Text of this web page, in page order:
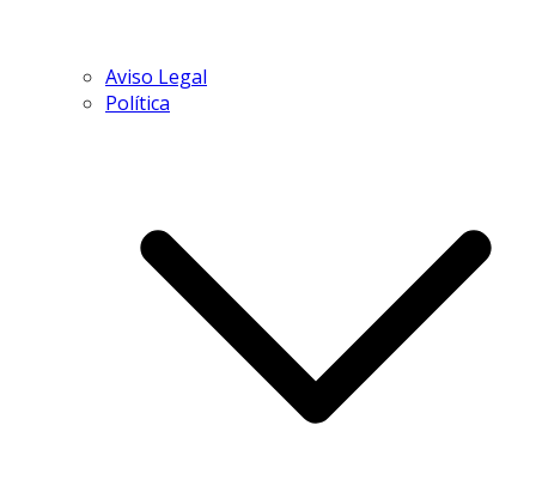
Aviso Legal
Política